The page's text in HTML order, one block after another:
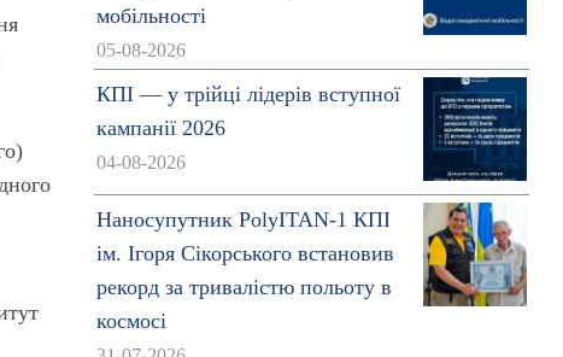
мобільності
05-08-2026
КПІ — у трійці лідерів вступної
кампанії 2026
04-08-2026
Наносупутник PolyITAN-1 КПІ
ім. Ігоря Сікорського встановив
рекорд за тривалістю польоту в
космосі